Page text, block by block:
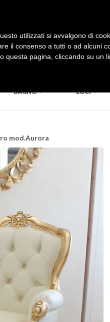
BAGNO LUCI
mod.Aurora
utilizzati si avvalgono di
il consenso a tutti o ad alcuni
questa pagina, cliccando su un